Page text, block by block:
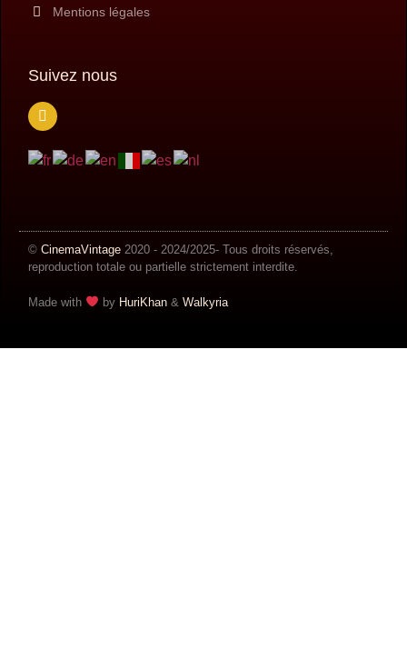
Mentions légales
Suivez nous
© CinemaVintage 2020 - 2024/2025- Tous droits réservés,
reproduction totale ou partielle strictement interdite.
Made with by HuriKhan​​ & Walkyria